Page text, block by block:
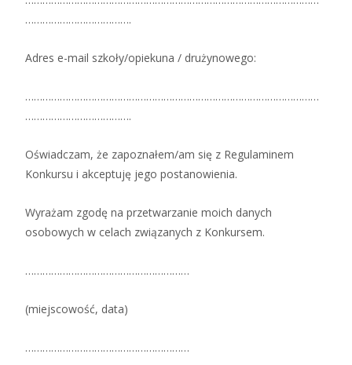
……………………………….
Adres e-mail szkoły/opiekuna / drużynowego:
…………………………………………………………………………………………
……………………………….
Oświadczam, że zapoznałem/am się z Regulaminem
Konkursu i akceptuję jego postanowienia.
Wyrażam zgodę na przetwarzanie moich danych
osobowych w celach związanych z Konkursem.
…………………………………………………
(miejscowość, data)
…………………………………………………